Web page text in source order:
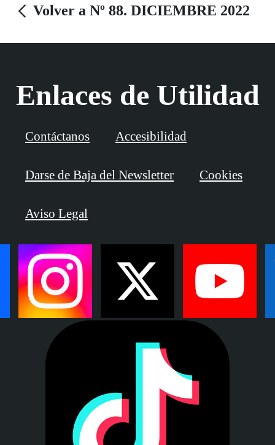
Volver a Nº 88. DICIEMBRE 2022
Enlaces de Utilidad
Contáctanos Accesibilidad
Darse de Baja del Newsletter Cookies
Aviso Legal